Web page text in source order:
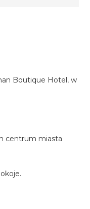
Boutique Hotel, w
centrum miasta